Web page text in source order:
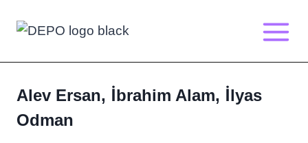
Alev Ersan, İbrahim Alam, İlyas
Odman